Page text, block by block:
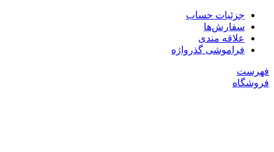
جزئیات حساب
سفارش‌ها
علاقه مندی
فراموشی گذرواژه
فهرست
فروشگاه